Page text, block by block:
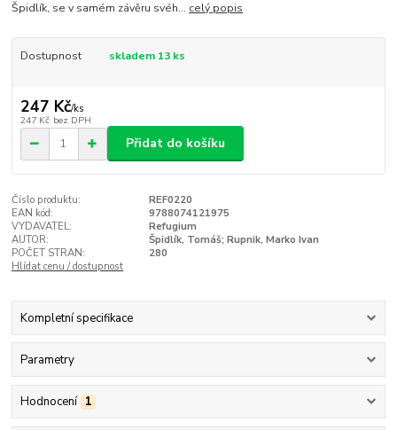
Špidlík, se v samém závěru svéh... celý popis
Dostupnost skladem 13 ks
247 Kč/ks
247 Kč bez DPH
Přidat do košíku
Číslo produktu:
REF0220
EAN kód:
9788074121975
VYDAVATEL:
Refugium
AUTOR:
Špidlík, Tomáš; Rupnik, Marko Ivan
POČET STRAN:
280
Hlídat cenu / dostupnost
Kompletní specifikace
Parametry
Hodnocení 1